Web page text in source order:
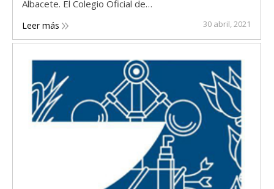
Albacete. El Colegio Oficial de…
Leer más 30 abril, 2021